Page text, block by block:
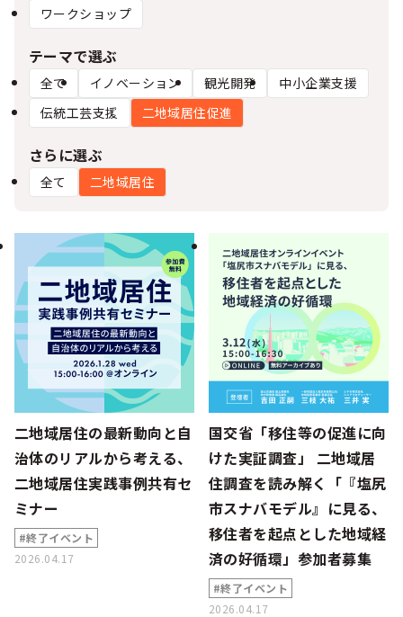
ワークショップ
テーマで選ぶ
全て イノベーション 観光開発
中小企業支援
伝統工芸支援
二地域居住促進
さらに選ぶ
全て 二地域居住
二地域居住の最新動向と自
治体のリアルから考える、
二地域居住実践事例共有セ
ミナー
#終了イベント
2026.04.17
国交省「移住等の促進に向
けた実証調査」 二地域居
住調査を読み解く「『塩尻
市スナバモデル』に見る、
移住者を起点とした地域経
済の好循環」参加者募集
#終了イベント
2026.04.17